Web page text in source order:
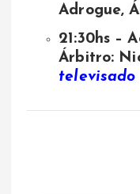
Adrogue,
21:30hs –
Árbitro:
televisado